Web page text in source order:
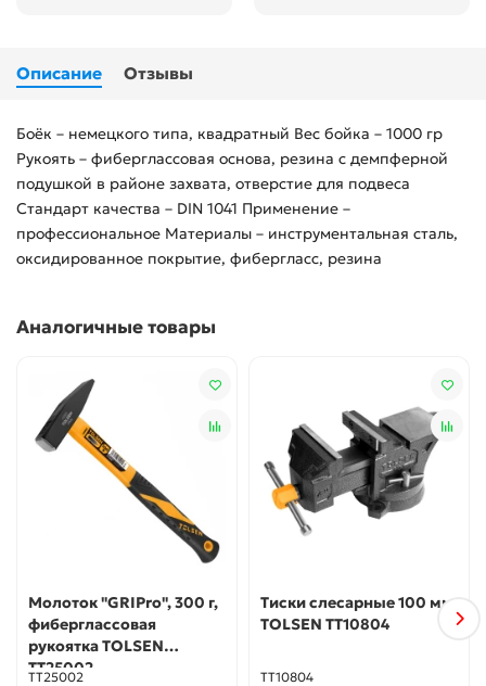
Описание Отзывы
Боёк – немецкого типа, квадратный Вес бойка – 1000 гр
Рукоять – фиберглассовая основа, резина с демпферной
подушкой в районе захвата, отверстие для подвеса
Стандарт качества – DIN 1041 Применение –
профессиональное Материалы – инструментальная сталь,
оксидированное покрытие, фибергласс, резина
Аналогичные товары
Молоток "GRIPro", 300 г,
фиберглаcсовая
рукоятка TOLSEN
TT25002
TT25002
Тиски слесарные 100 мм
TOLSEN TT10804
TT10804